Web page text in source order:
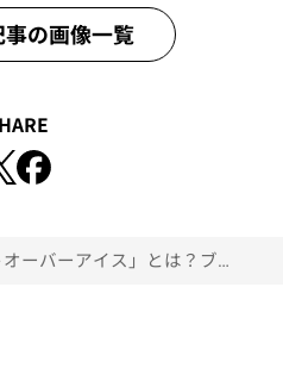
事の画像一覧
オーバーアイス」とは？ブルー